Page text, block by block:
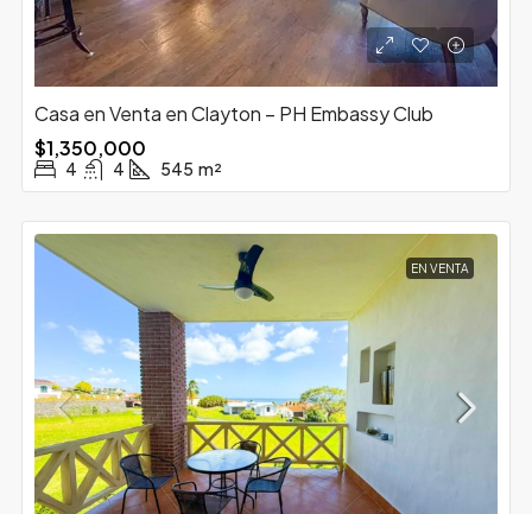
Casa en Venta en Clayton – PH Embassy Club
$1,350,000
4 4 545 m²
EN VENTA